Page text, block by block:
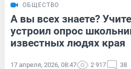
ОБЩЕСТВО
А вы всех знаете?
устроил опрос
известных людях края
17 апреля, 2026, 08:47 2 917 38